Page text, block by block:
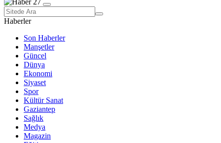
Haberler
Son Haberler
Manşetler
Güncel
Dünya
Ekonomi
Siyaset
Spor
Kültür Sanat
Gaziantep
Sağlık
Medya
Magazin